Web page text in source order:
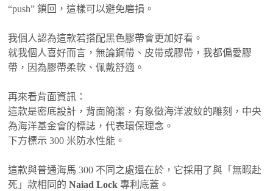
“push” 鎖回，這樣可以避免磨損。
我個人認為這款若搭配黑色膠帶會更加好看。
就我個人喜好而言，無論鋼帶、皮帶或膠帶，我都偏愛膠
帶，因為膠帶柔軟、佩戴舒適。
再來看背面資訊：
這款是密底設計，背面簡潔，有象徵海洋波紋的雕刻，中央
為海洋基金會的標誌，代表環保理念。
下方標示 300 米防水性能。
這款與普通海馬 300 不同之處還在於，它採用了與「無暇赴
死」款相同的Naiad Lock 專利底蓋。